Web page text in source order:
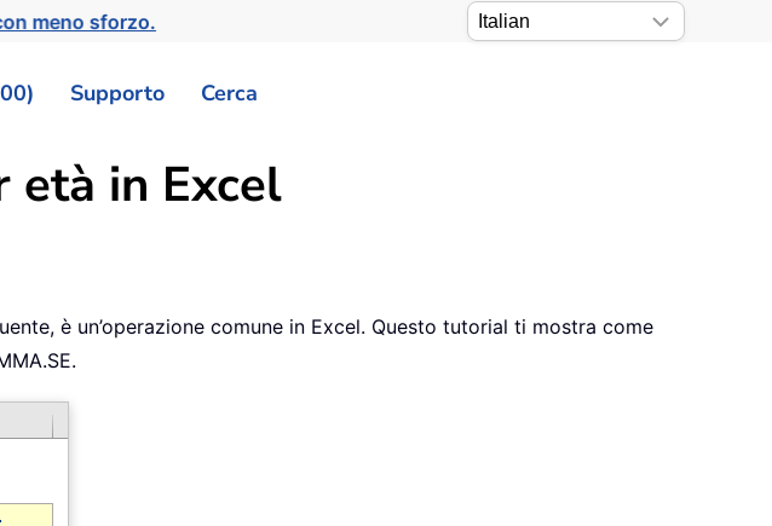
meno sforzo.
Supporto Cerca
in Excel
è un’operazione comune in Excel. Questo tutorial ti mostra come